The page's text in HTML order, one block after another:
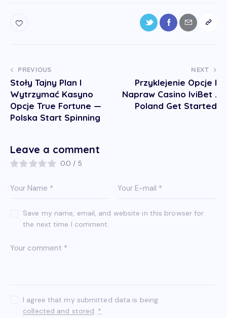
PREVIOUS
Stoły Tajny Plan I
Wytrzymać Kasyno
Opcje True Fortune —
Polska Start Spinning
NEXT
Przyklejenie Opcje I
Napraw Casino IviBet .
Poland Get Started
Leave a comment
0.0 / 5
Save my name, email, and website in this browser for
the next time I comment.
I agree that my submitted data is being
collected and stored. *